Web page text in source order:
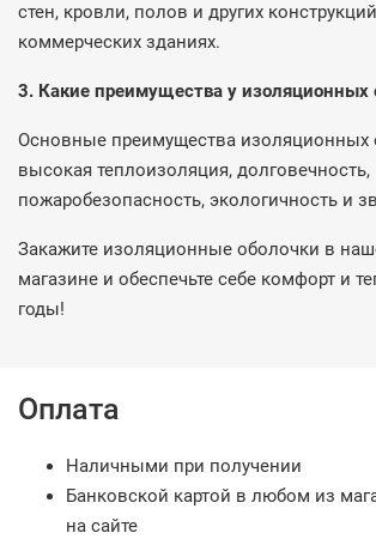
стен, кровли, полов и других
коммерческих зданиях.
3. Какие преимущества у изоляционных
Основные преимущества изоляционных
высокая теплоизоляция, долговечность,
пожаробезопасность, экологичность и
Закажите изоляционные оболочки в
магазине и обеспечьте себе комфорт и
годы!
Оплата
Наличными при получении
Банковской картой в любом из
на сайте